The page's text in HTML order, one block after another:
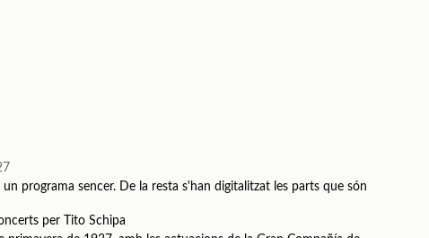
programa sencer. De la resta s'han digitalitzat les parts que són
per Tito Schipa